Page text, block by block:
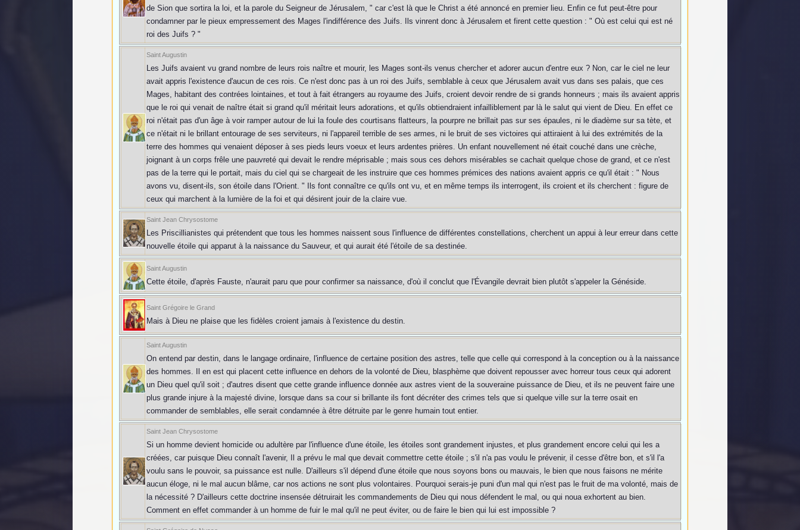
de Sion que sortira la loi, et la parole du Seigneur de Jérusalem, " car c'est là que le Christ a été annoncé en premier lieu. Enfin ce fut peut-être pour
condamner par le pieux empressement des Mages l'indifférence des Juifs. Ils vinrent donc à Jérusalem et firent cette question : " Où est celui qui est né
roi des Juifs ? "
Saint Augustin
Les Juifs avaient vu grand nombre de leurs rois naître et mourir, les Mages sont-ils venus chercher et adorer aucun d'entre eux ? Non, car le ciel ne leur
avait appris l'existence d'aucun de ces rois. Ce n'est donc pas à un roi des Juifs, semblable à ceux que Jérusalem avait vus dans ses palais, que ces
Mages, habitant des contrées lointaines, et tout à fait étrangers au royaume des Juifs, croient devoir rendre de si grands honneurs ; mais ils avaient appris
que le roi qui venait de naître était si grand qu'il méritait leurs adorations, et qu'ils obtiendraient infailliblement par là le salut qui vient de Dieu. En effet ce
roi n'était pas d'un âge à voir ramper autour de lui la foule des courtisans flatteurs, la pourpre ne brillait pas sur ses épaules, ni le diadème sur sa tète, et
ce n'était ni le brillant entourage de ses serviteurs, ni l'appareil terrible de ses armes, ni le bruit de ses victoires qui attiraient à lui des extrémités de la
terre des hommes qui venaient déposer à ses pieds leurs voeux et leurs ardentes prières. Un enfant nouvellement né était couché dans une crèche,
joignant à un corps frêle une pauvreté qui devait le rendre méprisable ; mais sous ces dehors misérables se cachait quelque chose de grand, et ce n'est
pas de la terre qui le portait, mais du ciel qui se chargeait de les instruire que ces hommes prémices des nations avaient appris ce qu'il était : " Nous
avons vu, disent-ils, son étoile dans l'Orient. " Ils font connaître ce qu'ils ont vu, et en même temps ils interrogent, ils croient et ils cherchent : figure de
ceux qui marchent à la lumière de la foi et qui désirent jouir de la claire vue.
Saint Jean Chrysostome
Les Priscillianistes qui prétendent que tous les hommes naissent sous l'influence de différentes constellations, cherchent un appui à leur erreur dans cette
nouvelle étoile qui apparut à la naissance du Sauveur, et qui aurait été l'étoile de sa destinée.
Saint Augustin
Cette étoile, d'après Fauste, n'aurait paru que pour confirmer sa naissance, d'où il conclut que l'Évangile devrait bien plutôt s'appeler la Généside.
Saint Grégoire le Grand
Mais à Dieu ne plaise que les fidèles croient jamais à l'existence du destin.
Saint Augustin
On entend par destin, dans le langage ordinaire, l'influence de certaine position des astres, telle que celle qui correspond à la conception ou à la naissance
des hommes. Il en est qui placent cette influence en dehors de la volonté de Dieu, blasphème que doivent repousser avec horreur tous ceux qui adorent
un Dieu quel qu'il soit ; d'autres disent que cette grande influence donnée aux astres vient de la souveraine puissance de Dieu, et ils ne peuvent faire une
plus grande injure à la majesté divine, lorsque dans sa cour si brillante ils font décréter des crimes tels que si quelque ville sur la terre osait en
commander de semblables, elle serait condamnée à être détruite par le genre humain tout entier.
Saint Jean Chrysostome
Si un homme devient homicide ou adultère par l'influence d'une étoile, les étoiles sont grandement injustes, et plus grandement encore celui qui les a
créées, car puisque Dieu connaît l'avenir, Il a prévu le mal que devait commettre cette étoile ; s'il n'a pas voulu le prévenir, il cesse d'être bon, et s'il l'a
voulu sans le pouvoir, sa puissance est nulle. D'ailleurs s'il dépend d'une étoile que nous soyons bons ou mauvais, le bien que nous faisons ne mérite
aucun éloge, ni le mal aucun blâme, car nos actions ne sont plus volontaires. Pourquoi serais-je puni d'un mal qui n'est pas le fruit de ma volonté, mais de
la nécessité ? D'ailleurs cette doctrine insensée détruirait les commandements de Dieu qui nous défendent le mal, ou qui noua exhortent au bien.
Comment en effet commander à un homme de fuir le mal qu'il ne peut éviter, ou de faire le bien qui lui est impossible ?